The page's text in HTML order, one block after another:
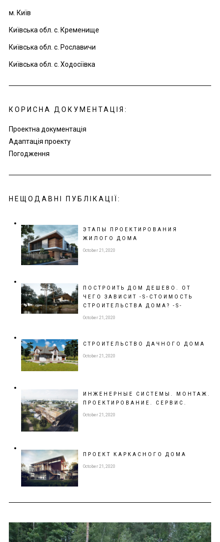
м. Київ
Київська обл. с. Кременище
Київська обл. с. Рославичи
Київська обл. с. Ходосіївка
КОРИСНА ДОКУМЕНТАЦІЯ:
Проектна документація
Адаптація проекту
Погодження
НЕЩОДАВНІ ПУБЛІКАЦІЇ:
ЭТАПЫ ПРОЕКТИРОВАНИЯ
ЖИЛОГО ДОМА
October 21, 2020
ПОСТРОИТЬ ДОМ ДЕШЕВО. ОТ
ЧЕГО ЗАВИСИТ -S-СТОИМОСТЬ
СТРОИТЕЛЬСТВА ДОМА? -S-
October 21, 2020
СТРОИТЕЛЬСТВО ДАЧНОГО ДОМА
October 21, 2020
ИНЖЕНЕРНЫЕ СИСТЕМЫ. МОНТАЖ.
ПРОЕКТИРОВАНИЕ.
СЕРВИС.
October 21, 2020
ПРОЕКТ КАРКАСНОГО ДОМА
October 21, 2020